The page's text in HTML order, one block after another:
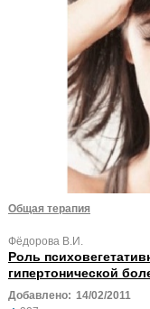
Общая терапия
Фёдорова В.И.
Роль
гипертонической
Добавлено: 14/02/2011